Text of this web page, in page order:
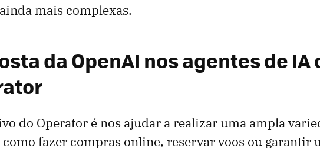
mais complexas.
da OpenAI nos agentes de IA
do Operator é nos ajudar a realizar uma ampla
como fazer compras online, reservar voos ou garantir